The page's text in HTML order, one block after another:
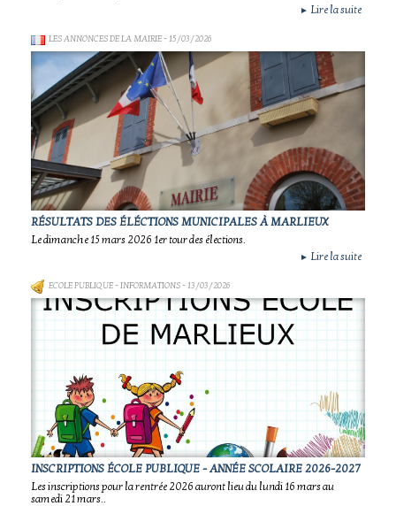
► Lire la suite
LES ANNONCES DE LA MAIRIE- 15/03/2026
RÉSULTATS DES ÉLÉCTIONS MUNICIPALES À MARLIEUX
Le dimanche 15 mars 2026 1er tour des élections.
► Lire la suite
ECOLE PUBLIQUE - INFORMATIONS- 13/03/2026
INSCRIPTIONS ÉCOLE PUBLIQUE - ANNÉE SCOLAIRE 2026-2027
Les inscriptions pour la rentrée 2026 auront lieu du lundi 16 mars au
samedi 21 mars..